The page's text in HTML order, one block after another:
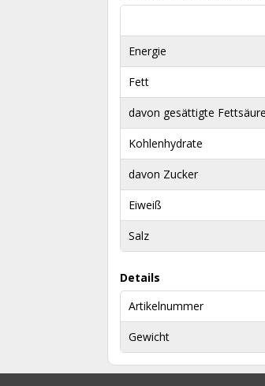
Energie
Fett
davon gesättigte
Kohlenhydrate
davon Zucker
Eiweiß
Salz
Details
Artikelnummer
Gewicht